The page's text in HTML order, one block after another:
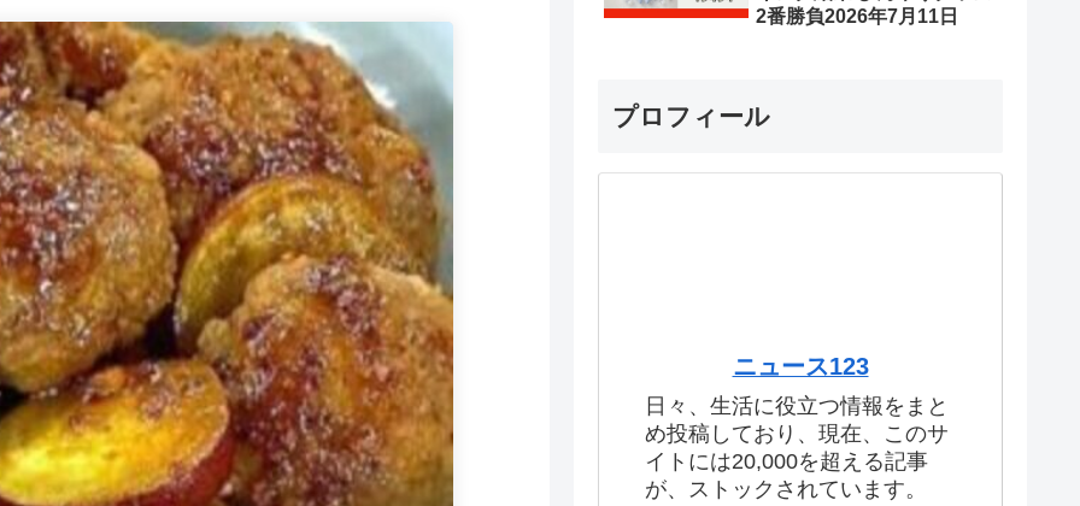
2番勝負2026年7月11日
プロフィール
ニュース123
日々、生活に役立つ情報をまと
め投稿しており、現在、このサ
イトには20,000を超える記事
が、ストックされています。